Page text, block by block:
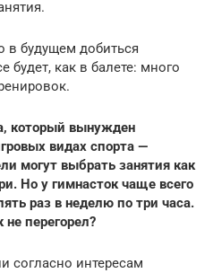
в будущем добиться
будет, как в балете: много
который вынужден
видах спорта —
могут выбрать занятия как
Но у гимнасток чаще всего
раз в неделю по три часа.
перегорел?
согласно интересам